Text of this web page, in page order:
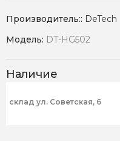
Производитель:: DeTech
Модель: DT-HG502
Наличие
склад ул. Советская, 6